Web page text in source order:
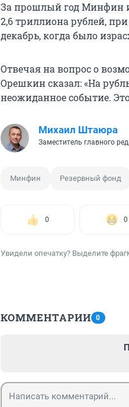
За прошлый год Минфин
2,6 триллиона рублей,
декабрь, когда было
Отвечая на вопрос о
Орешкин сказал: «На
неожиданное событие.
Михаил Штаюра
Заместитель главного
Минфин Резервный фонд
0 0
Увидели опечатку? Выделите
КОММЕНТАРИИ 0